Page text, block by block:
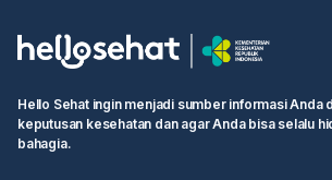
Hello Sehat ingin menjadi sumber informasi Anda
keputusan kesehatan dan agar Anda bisa selalu
bahagia.